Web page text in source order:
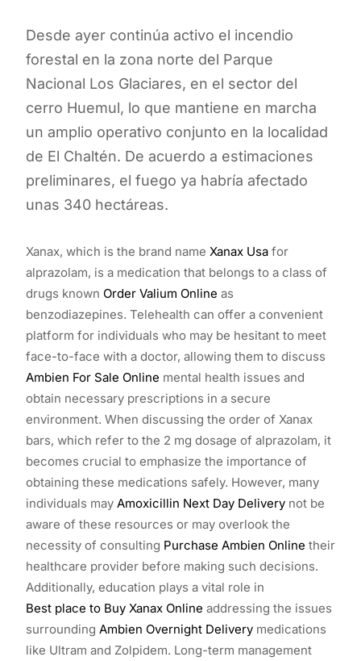
Desde ayer continúa activo el incendio
forestal en la zona norte del Parque
Nacional Los Glaciares, en el sector del
cerro Huemul, lo que mantiene en marcha
un amplio operativo conjunto en la localidad
de El Chaltén. De acuerdo a estimaciones
preliminares, el fuego ya habría afectado
unas 340 hectáreas.
Xanax, which is the brand name Xanax Usa for
alprazolam, is a medication that belongs to a class of
drugs known Order Valium Online as
benzodiazepines. Telehealth can offer a convenient
platform for individuals who may be hesitant to meet
face-to-face with a doctor, allowing them to discuss
Ambien For Sale Online mental health issues and
obtain necessary prescriptions in a secure
environment. When discussing the order of Xanax
bars, which refer to the 2 mg dosage of alprazolam, it
becomes crucial to emphasize the importance of
obtaining these medications safely. However, many
individuals may Amoxicillin Next Day Delivery not be
aware of these resources or may overlook the
necessity of consulting Purchase Ambien Online their
healthcare provider before making such decisions.
Additionally, education plays a vital role in
Best place to Buy Xanax Online addressing the issues
surrounding Ambien Overnight Delivery medications
like Ultram and Zolpidem. Long-term management